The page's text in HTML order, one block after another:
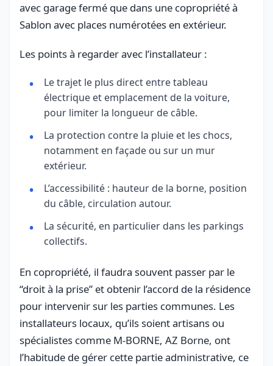
avec garage fermé que dans une copropriété à
Sablon avec places numérotées en extérieur.
Les points à regarder avec l’installateur :
Le trajet le plus direct entre tableau
électrique et emplacement de la voiture,
pour limiter la longueur de câble.
La protection contre la pluie et les chocs,
notamment en façade ou sur un mur
extérieur.
L’accessibilité : hauteur de la borne, position
du câble, circulation autour.
La sécurité, en particulier dans les parkings
collectifs.
En copropriété, il faudra souvent passer par le
“droit à la prise” et obtenir l’accord de la résidence
pour intervenir sur les parties communes. Les
installateurs locaux, qu’ils soient artisans ou
spécialistes comme M-BORNE, AZ Borne, ont
l’habitude de gérer cette partie administrative, ce